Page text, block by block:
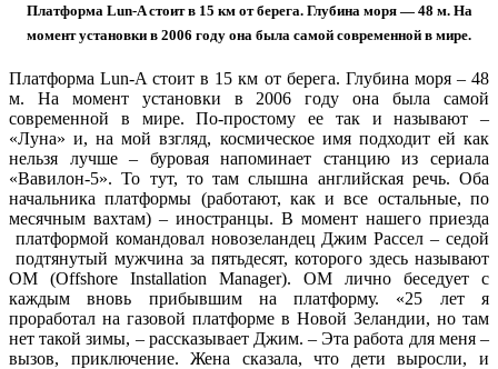
Платформа Lun-A стоит в 15 км от берега. Глубина моря — 48 м. На
момент установки в 2006 году она была самой современной в мире.
Платформа Lun-A стоит в 15 км от берега. Глубина моря – 48
м. На момент установки в 2006 году она была самой
современной в мире. По-простому ее так и называют –
«Луна» и, на мой взгляд, космическое имя подходит ей как
нельзя лучше – буровая напоминает станцию из сериала
«Вавилон-5». То тут, то там слышна английская речь. Оба
начальника платформы (работают, как и все остальные, по
месячным вахтам) – иностранцы. В момент нашего приезда
платформой командовал новозеландец Джим Рассел – седой
подтянутый мужчина за пятьдесят, которого здесь называют
ОМ (Offshore Installation Manager). ОМ лично беседует с
каждым вновь прибывшим на платформу. «25 лет я
проработал на газовой платформе в Новой Зеландии, но там
нет такой зимы, – рассказывает Джим. – Эта работа для меня –
вызов, приключение. Жена сказала, что дети выросли, и